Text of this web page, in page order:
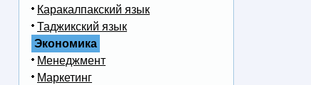
Каракалпакский язык
Таджикский язык
Экономика
Менеджмент
Маркетинг